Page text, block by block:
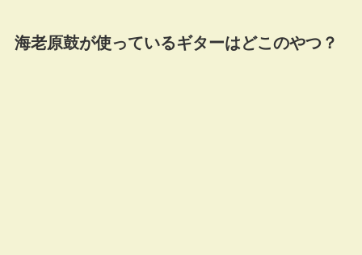
海老原鼓が使っているギターはどこのやつ？